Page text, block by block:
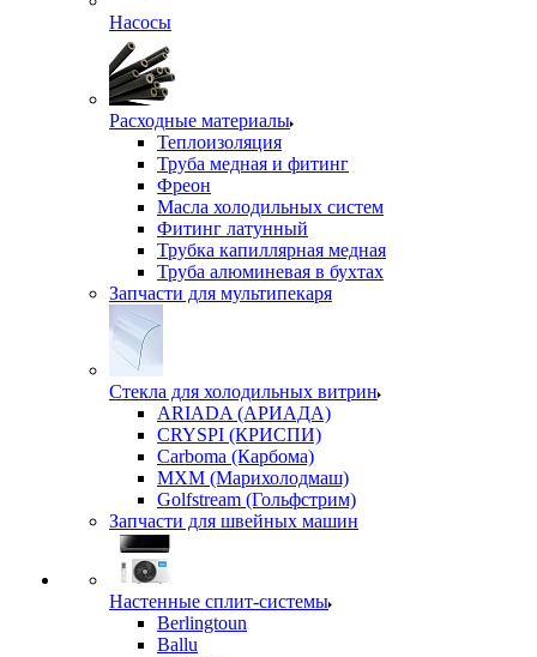
Насосы
Расходные материалы
Теплоизоляция
Труба медная и фитинг
Фреон
Масла холодильных систем
Фитинг латунный
Трубка капиллярная медная
Труба алюминевая в бухтах
Запчасти для мультипекаря
Стекла для холодильных витрин
ARIADA (АРИАДА)
CRYSPI (КРИСПИ)
Carboma (Карбома)
MXM (Марихолодмаш)
Golfstream (Гольфстрим)
Запчасти для швейных машин
Настенные сплит-системы
Berlingtoun
Ballu